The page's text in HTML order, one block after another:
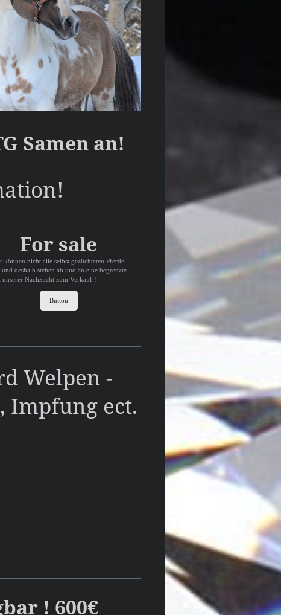
Samen an!
For sale
können nicht alle selbst gezüchteten Pferde
und deshalb stehen ab und an eine begrenzte
unserer Nachzucht zum Verkauf !
Button
Welpen -
Impfung ect.
! 600€